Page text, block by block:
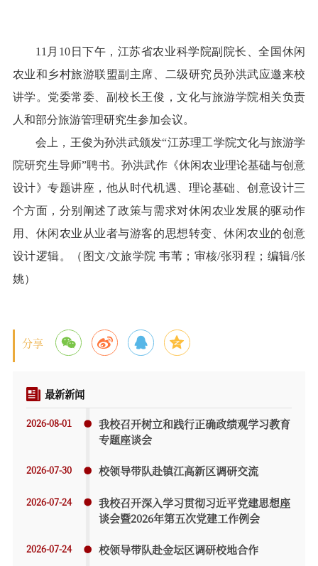
11月10日下午，江苏省农业科学院副院长、全国休闲
农业和乡村旅游联盟副主席、二级研究员孙洪武应邀来校
讲学。党委常委、副校长王俊，文化与旅游学院相关负责
人和部分旅游管理研究生参加会议。
会上，王俊为孙洪武颁发“江苏理工学院文化与旅游学
院研究生导师”聘书。孙洪武作《休闲农业理论基础与创意
设计》专题讲座，他从时代机遇、理论基础、创意设计三
个方面，分别阐述了政策与需求对休闲农业发展的驱动作
用、休闲农业从业者与游客的思想转变、休闲农业的创意
设计逻辑。（图文/文旅学院 韦苇；审核/张羽程；编辑/张
姚）
分享
最新新闻
2026-08-01
我校召开树立和践行正确政绩观学习教育
专题座谈会
2026-07-30 校领导带队赴镇江高新区调研交流
2026-07-24
我校召开深入学习贯彻习近平党建思想座
谈会暨2026年第五次党建工作例会
2026-07-24 校领导带队赴金坛区调研校地合作